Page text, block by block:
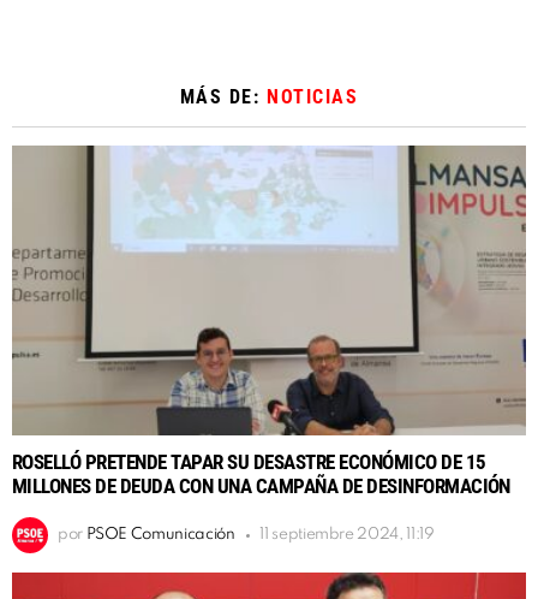
MÁS DE: NOTICIAS
ROSELLÓ PRETENDE TAPAR SU DESASTRE ECONÓMICO DE 15
MILLONES DE DEUDA CON UNA CAMPAÑA DE DESINFORMACIÓN
por PSOE Comunicación 11 septiembre 2024, 11:19